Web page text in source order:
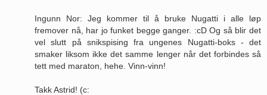
Ingunn Nor: Jeg kommer til å bruke Nugatti i alle løp
fremover nå, har jo funket begge ganger. :cD Og så blir det
vel slutt på snikspising fra ungenes Nugatti-boks - det
smaker liksom ikke det samme lenger når det forbindes så
tett med maraton, hehe. Vinn-vinn!
Takk Astrid! (c: